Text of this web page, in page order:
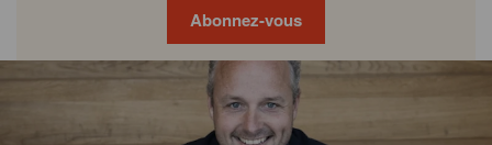
Abonnez-vous
Gondola
academy
Gondola